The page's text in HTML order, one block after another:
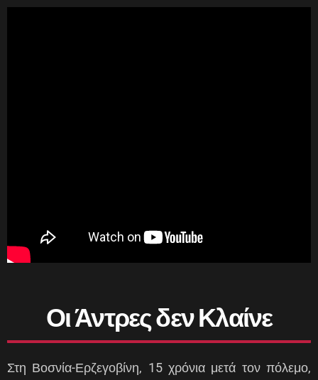
Οι Άντρες δεν Κλαίνε
Στη Βοσνία-Ερζεγοβίνη, 15 χρόνια μετά τον πόλεμο,